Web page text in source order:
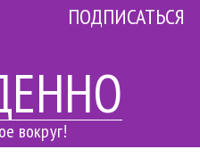
вокруг!
ПОДПИСАТЬСЯ